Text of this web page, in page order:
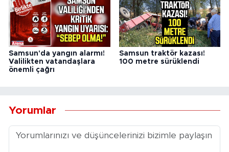
Samsun'da yangın alarmı!
Valilikten vatandaşlara
önemli çağrı
Samsun traktör kazası!
100 metre sürüklendi
Yorumlar